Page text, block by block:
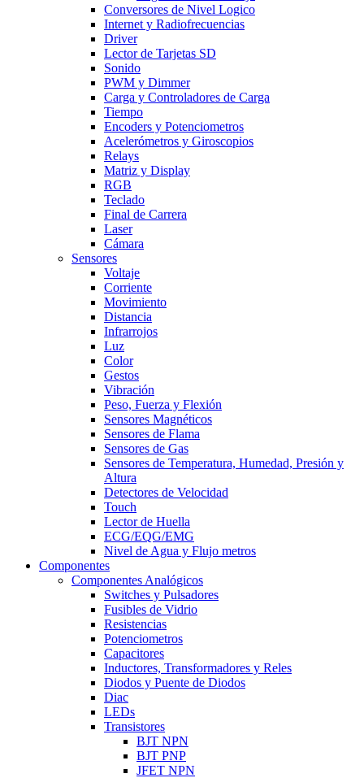
Conversores de Nivel Logico
Internet y Radiofrecuencias
Driver
Lector de Tarjetas SD
Sonido
PWM y Dimmer
Carga y Controladores de Carga
Tiempo
Encoders y Potenciometros
Acelerómetros y Giroscopios
Relays
Matriz y Display
RGB
Teclado
Final de Carrera
Laser
Cámara
Sensores
Voltaje
Corriente
Movimiento
Distancia
Infrarrojos
Luz
Color
Gestos
Vibración
Peso, Fuerza y Flexión
Sensores Magnéticos
Sensores de Flama
Sensores de Gas
Sensores de Temperatura, Humedad, Presión y
Altura
Detectores de Velocidad
Touch
Lector de Huella
ECG/EQG/EMG
Nivel de Agua y Flujo metros
Componentes
Componentes Analógicos
Switches y Pulsadores
Fusibles de Vidrio
Resistencias
Potenciometros
Capacitores
Inductores, Transformadores y Reles
Diodos y Puente de Diodos
Diac
LEDs
Transistores
BJT NPN
BJT PNP
JFET NPN